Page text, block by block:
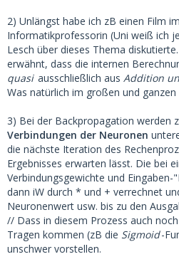
2) Unlängst habe ich zB einen Film
Informatikprofessorin (Uni weiß ich
Lesch über dieses Thema
erwähnt, dass die internen
quasi ausschließlich aus Addition
Was natürlich im großen und
3) Bei der Backpropagation werden
Verbindungen der Neuronen
die nächste Iteration des
Ergebnisses erwarten lässt. Die bei
Verbindungsgewichte und
dann iW durch * und + verrechnet
Neuronenwert usw. bis zu den
// Dass in diesem Prozess auch noch
Tragen kommen (zB die Sigmoid-
unschwer vorstellen.